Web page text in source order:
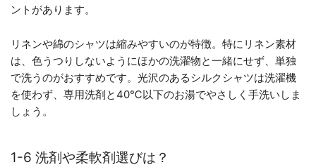
ントがあります。
リネンや綿のシャツは縮みやすいのが特徴。特にリネン素材
は、色うつりしないようにほかの洗濯物と一緒にせず、単独
で洗うのがおすすめです。光沢のあるシルクシャツは洗濯機
を使わず、専用洗剤と40℃以下のお湯でやさしく手洗いしま
しょう。
1-6 洗剤や柔軟剤選びは？